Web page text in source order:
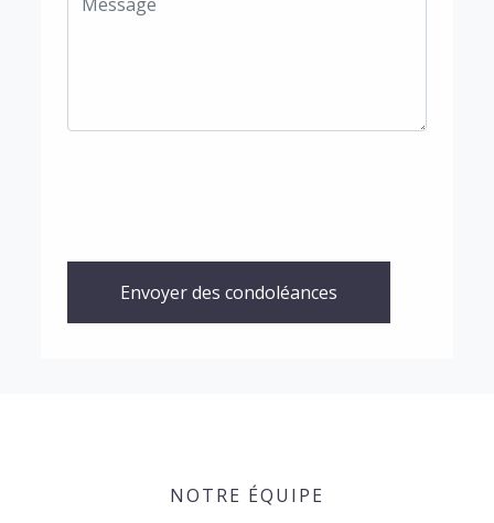
Envoyer des condoléances
NOTRE ÉQUIPE